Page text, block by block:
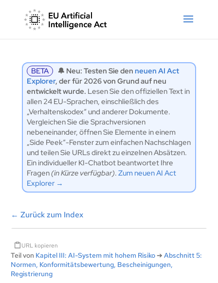
BETA 🔔 Neu: Testen Sie den neuen AI Act
Explorer, der für 2026 von Grund auf neu
entwickelt wurde. Lesen Sie den offiziellen Text in
allen 24 EU-Sprachen, einschließlich des
„Verhaltenskodex“ und anderer Dokumente.
Vergleichen Sie die Sprachversionen
nebeneinander, öffnen Sie Elemente in einem
„Side Peek“-Fenster zum einfachen Nachschlagen
und teilen Sie URLs direkt zu einzelnen Absätzen.
Ein individueller KI-Chatbot beantwortet Ihre
Fragen(in Kürze verfügbar). Zum neuen AI Act
Explorer →
←Zurück zum Index
URL kopieren
Teil von Kapitel III: AI-System mit hohem Risiko➔Abschnitt 5:
Normen, Konformitätsbewertung, Bescheinigungen,
Registrierung